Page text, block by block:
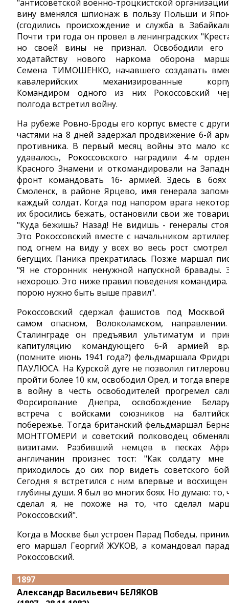
"антисоветской военно-троцкистской
вину вменялся шпионаж в пользу Польши и
(сгодились происхождение и служба в
Почти три года он провел в ленинградских
но своей вины не признал. Освободили его
ходатайству нового наркома оборона
Семена ТИМОШЕНКО, начавшего создавать
кавалерийских механизированные
Командиром одного из них Рокоссовский
полгода встретил войну.
На рубеже Ровно-Броды его корпус вместе с
частями на 8 дней задержал продвижение 6-й
противника. В первый месяц войны это мало
удавалось, Рокоссовского наградили 4-м
Красного Знамени и откомандировали на
фронт командовать 16- армией. Здесь в
Смоленск, в районе Ярцево, имя генерала
каждый солдат. Когда под напором врага
их бросились бежать, остановили свои же
"Куда бежишь? Назад! Не видишь - генералы
Это Рокоссовский вместе с начальником
под огнем на виду у всех во весь рост
бегущих. Паника прекратилась. Позже маршал
"Я не сторонник ненужной напускной бравады.
нехорошо. Это ниже правил поведения
порою нужно быть выше правил".
Рокоссовский сдержал фашистов под
самом опасном, Волоколамском,
Сталинграде он предъявил ультиматум и
капитуляцию командующего 6-й армией
(помните июнь 1941 года?) фельдмаршала
ПАУЛЮСА. На Курской дуге не позволил
пройти более 10 км, освободил Орел, и тогда
в войну в честь освободителей прогремел
Форсирование Днепра, освобождение
встреча с войсками союзников на
побережье. Тогда британский фельдмаршал
МОНТГОМЕРИ и советский полководец
визитами. Разбивший немцев в песках
англичанин произнес тост: "Как солдату
приходилось до сих пор видеть советского
Сегодня я встретился с ним впервые и
глубины души. Я был во многих боях. Но думаю: то,
сделал я, не похоже на то, что сделал
Рокоссовский".
Когда в Москве был устроен Парад Победы,
его маршал Георгий ЖУКОВ, а командовал
Рокоссовский.
1897
Александр Васильевич БЕЛЯКОВ